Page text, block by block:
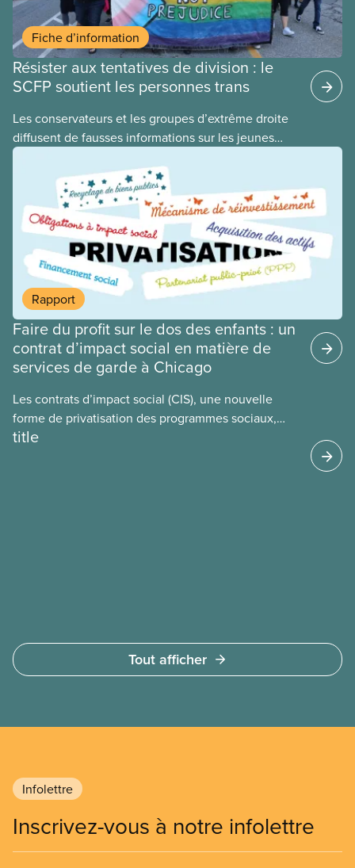
Fiche d’information
Résister aux tentatives de division : le
SCFP soutient les personnes trans
​Les conservateurs et les groupes d’extrême droite
diffusent de fausses informations sur les jeunes
2ELGBTQI+ dans l’espoir de semer la discorde dans
nos rangs. En ciblant les jeunes trans, ils cherchent
à détourner l’attention de leurs politiques
antiouvrières et alimentent la haine envers les
personnes vulnérables à des fins politiques. Les
gouvernements de droite sont gagnants lorsque la
division règne, lorsque les travailleuses et
travailleurs n’unissent pas leurs voix contre les
coupes dans les services publics, la crise du coût
de la vie ou tout autre problème.
Rapport
Faire du profit sur le dos des enfants : un
contrat d’impact social en matière de
services de garde à Chicago
Les contrats d’impact social (CIS), une nouvelle
forme de privatisation des programmes sociaux,
sont mis de l’avant dans de nombreux secteurs au
title
Tout afficher
Infolettre
Inscrivez-vous à notre infolettre